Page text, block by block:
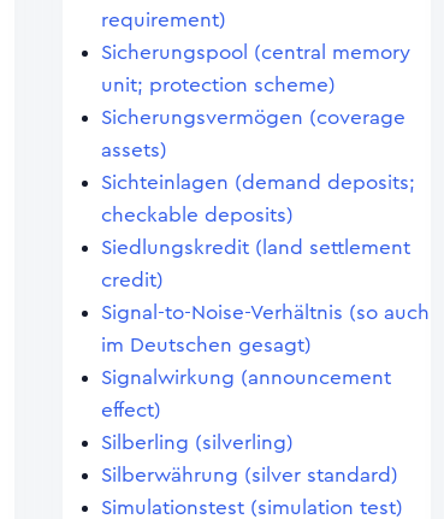
requirement)
Sicherungspool (central memory
unit; protection scheme)
Sicherungsvermögen (coverage
assets)
Sichteinlagen (demand deposits;
checkable deposits)
Siedlungskredit (land settlement
credit)
Signal-to-Noise-Verhältnis (so auch
im Deutschen gesagt)
Signalwirkung (announcement
effect)
Silberling (silverling)
Silberwährung (silver standard)
Simulationstest (simulation test)